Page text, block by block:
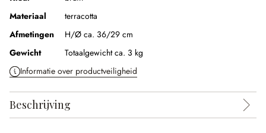
Materiaal
terracotta
Afmetingen
H/Ø ca. 36/29 cm
Gewicht
Totaalgewicht ca. 3 kg
Informatie over productveiligheid
Beschrijving